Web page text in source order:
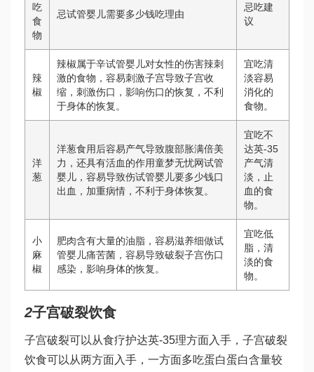
吃
食
物
忌试管婴儿需要多少钱吃理由
忌吃建
议
辣
椒
辣椒属于辛试管婴儿对女性的伤害辣刺
激的食物，容易刺激子宫导致子宫收
缩，刺激伤口，影响伤口的恢复，不利
于身体的恢复。
宜吃清
淡容易
消化的
食物。
洋
葱
洋葱食用后容易产气导致腹部胀满倍美
力 ，还具有活血的作用童梦无忧网试管
婴儿 ，容易导致伤试管婴儿要多少钱口
出血，加重病情，不利于身体恢复。
宜吃不
达英-35
产气清
淡，止
血的食
物。
小
麻
椒
肥肉含有大量的油脂，容易滋养细做试
管婴儿痛苦菌，容易导致破裂子宫伤口
感染，影响身体的恢复。
宜吃低
脂，清
淡的食
物。
2子宫破裂饮食
子宫破裂可以从食疗护达英-35理方面入手，子宫破裂
饮食可以从两方面入手，一方面多吃蛋白蛋白含量较